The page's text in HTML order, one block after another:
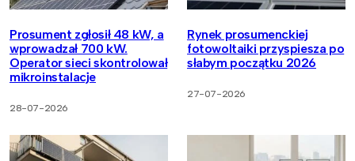
Prosument zgłosił 48 kW, a
wprowadzał 700 kW.
Operator sieci skontrolował
mikroinstalacje
28-07-2026
Rynek prosumenckiej
fotowoltaiki przyspiesza po
słabym początku 2026
27-07-2026